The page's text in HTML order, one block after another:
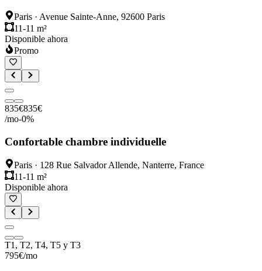
Paris · Avenue Sainte-Anne, 92600 Paris
11-11 m²
Disponible ahora
Promo
835€835€
/mo-0%
Confortable chambre individuelle
Paris · 128 Rue Salvador Allende, Nanterre, France
11-11 m²
Disponible ahora
T1, T2, T4, T5 y T3
795€/mo